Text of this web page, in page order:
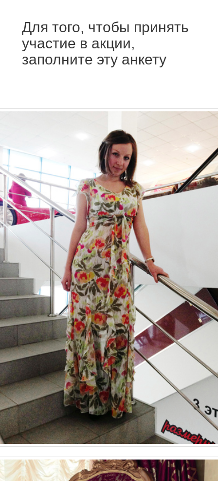
Для того, чтобы принять
участие в акции,
заполните эту анкету